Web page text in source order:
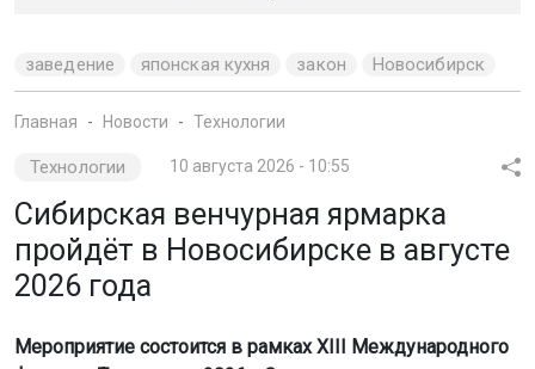
заведение японская кухня закон Новосибирск
Главная Новости Технологии
Технологии 10 августа 2026 - 10:55
Сибирская венчурная ярмарка
пройдёт в Новосибирске в августе
2026 года
Мероприятие состоится в рамках XIII Международного